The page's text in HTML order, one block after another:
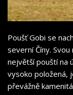
Poušť Gobi se
severní Číny.
největší pouští na
vysoko položená,
převážně